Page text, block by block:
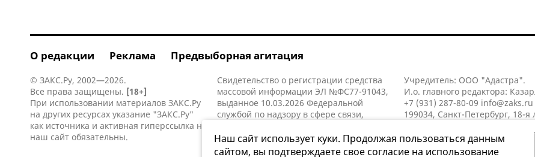
О редакции Реклама Предвыборная агитация
© ЗАКС.Ру, 2002—2026.
Все права защищены. [18+]
При использовании материалов ЗАКС.Ру
на других ресурсах указание "ЗАКС.Ру"
как источника и активная гиперссылка на
наш сайт обязательны.
Свидетельство о регистрации средства
массовой информации ЭЛ №ФС77-91043,
выданное 10.03.2026 Федеральной
службой по надзору в сфере связи,
коммуникаций (Роскомнадзор).
Учредитель: ООО "Адастра".
И.о. главного редактора:
+7 (931) 287-80-09 info@zaks.ru
199034, Санкт-Петербург, 18-
Наш сайт использует куки. Продолжая пользоваться данным
сайтом, вы подтверждаете свое согласие на использование